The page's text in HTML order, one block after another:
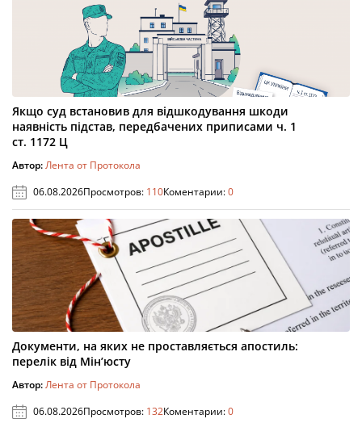
Якщо суд встановив для відшкодування шкоди
наявність підстав, передбачених приписами ч. 1
ст. 1172 Ц
Автор:Лента от Протокола
06.08.2026Просмотров: 110Коментарии:0
Документи, на яких не проставляється апостиль:
перелік від Мін’юсту
Автор:Лента от Протокола
06.08.2026Просмотров: 132Коментарии:0